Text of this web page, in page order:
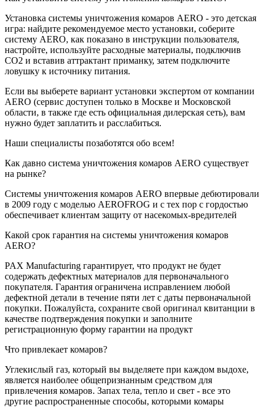
Установка системы уничтожения комаров AERO - это детская
игра: найдите рекомендуемое место установки, соберите
систему AERO, как показано в инструкции пользователя,
настройте, используйте расходные материалы, подключив
CO2 и вставив аттрактант приманку, затем подключите
ловушку к источнику питания.
Если вы выберете вариант установки экспертом от компании
AERO (сервис доступен только в Москве и Московской
области, в также где есть официальная дилерская сеть), вам
нужно будет заплатить и расслабиться.
Наши специалисты позаботятся обо всем!
Как давно система уничтожения комаров AERO существует
на рынке?
Системы уничтожения комаров AERO впервые дебютировали
в 2009 году с моделью AEROFROG и с тех пор с гордостью
обеспечивает клиентам защиту от насекомых-вредителей
Какой срок гарантия на системы уничтожения комаров
AERO?
PAX Manufacturing гарантирует, что продукт не будет
содержать дефектных материалов для первоначального
покупателя. Гарантия ограничена исправлением любой
дефектной детали в течение пяти лет с даты первоначальной
покупки. Пожалуйста, сохраните свой оригинал квитанции в
качестве подтверждения покупки и заполните
регистрационную форму гарантии на продукт
Что привлекает комаров?
Углекислый газ, который вы выделяете при каждом выдохе,
является наиболее общепризнанным средством для
привлечения комаров. Запах тела, тепло и свет - все это
другие распространенные способы, которыми комары